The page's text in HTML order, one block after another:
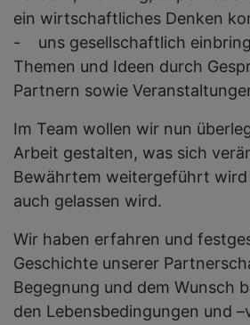
ein wirtschaftliches Denken
- uns gesellschaftlich
Themen und Ideen durch
Partnern sowie
Im Team wollen wir nun
Arbeit gestalten, was sich
Bewährtem weitergeführt wird
auch gelassen wird.
Wir haben erfahren und
Geschichte unserer
Begegnung und dem Wunsch
den Lebensbedingungen und